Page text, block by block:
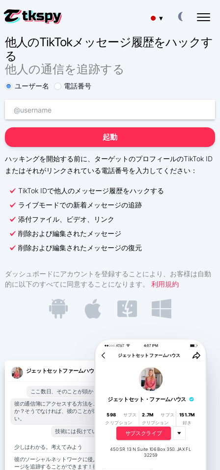
▾
Deutsch
Español
中文
Français
Portuguese (Brazil)
Хинди हिन्दी
Italiano
Türkçe
TIKTOKチャットをハックする
TIKTOKを復元する
削除されたチャットをオンラインで復元
居場所を突き止める
トラックTIKTOK
TIKTOK購読者ジェネレーター
購読者を増やす
料金
質問
アフィリエイト・プログラム
会社概要
他人のTikTokメッセージ履歴をハックす
る
他人の通信を追跡する
ユーザー名 電話番号
起動
ハッキングを開始する前に、ターゲットのプロフィールのTikTok ID
またはそれがリンクされている電話番号を入力してください：
TikTok IDで他人のメッセージ履歴をハックする
ライブモードでの新着メッセージの追跡
添付ファイル、ビデオ、リンク
削除および編集されたメッセージ
削除および編集されたメッセージの復元
ダッシュボードにアカウントを登録することにより、お客様は自動
的に以下のすべてに同意することになります。 利用規約
ジェットセットファームハウス
ここ数日、そのことが頭から離れない。
彼の通信簿にアクセスする方法をご存知です
か？そうでなければ、彼のことが頭から離れな
い。
技術には長けているはずだ :))
少しはわかる。考えてみよう
彼のソーシャルネットワークに侵入し、メッセ
ージを追跡することができます！彼はどこに座
ジェットセットファームハウス
ジェットセット・ファームハウス
598
サブス
クリプション
2.7M
サブス
クリプション
151.7M
好き
サブスクライブ
450 SR 13 N Suite 106 Box 350. JAX FL
32259